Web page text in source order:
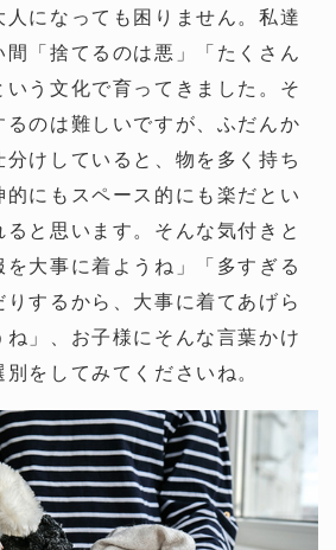
人になっても困りません。私達
間「捨てるのは悪」「たくさん
いう文化で育ってきました。そ
るのは難しいですが、ふだんか
分けしていると、物を多く持ち
的にもスペース的にも楽だとい
ると思います。そんな気付きと
大事に着ようね」「多すぎる
りするから、大事に着てあげら
ね」、お子様にそんな言葉かけ
をしてみてくださいね。